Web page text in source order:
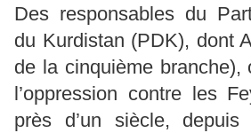
Des responsables du
du Kurdistan (PDK), dont
de la cinquième branche),
l’oppression contre les
près d’un siècle,